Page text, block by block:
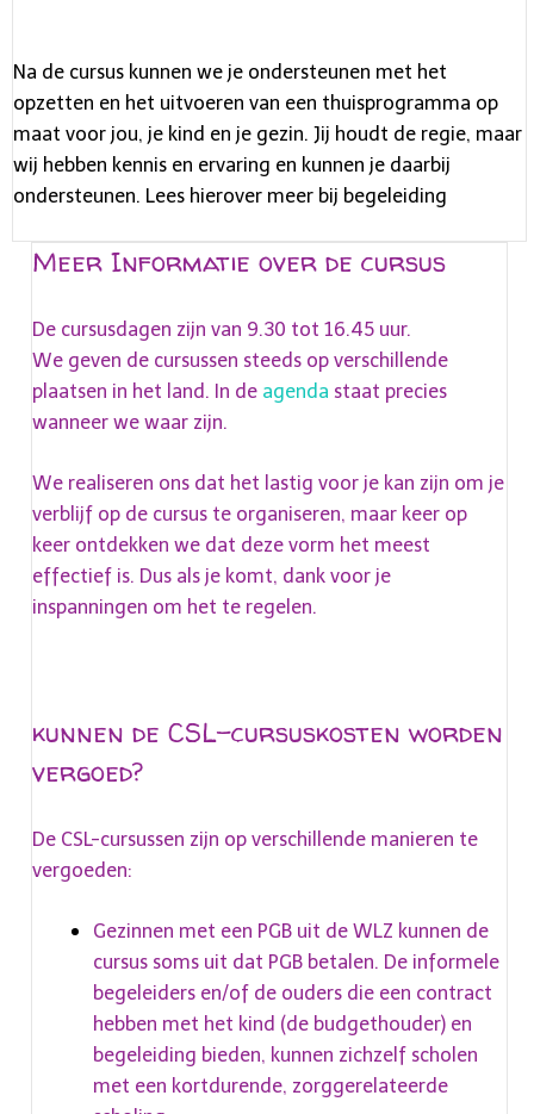
Na de cursus kunnen we je ondersteunen met het
opzetten en het uitvoeren van een thuisprogramma op
maat voor jou, je kind en je gezin. Jij houdt de regie, maar
wij hebben kennis en ervaring en kunnen je daarbij
ondersteunen. Lees hierover meer bij begeleiding
Meer Informatie over de cursus
De cursusdagen zijn van 9.30 tot 16.45 uur.
We geven de cursussen steeds op verschillende
plaatsen in het land. In de agenda staat precies
wanneer we waar zijn.
We realiseren ons dat het lastig voor je kan zijn om je
verblijf op de cursus te organiseren, maar keer op
keer ontdekken we dat deze vorm het meest
effectief is. Dus als je komt, dank voor je
inspanningen om het te regelen.
kunnen de CSL-cursuskosten worden
vergoed?
De CSL-cursussen zijn op verschillende manieren te
vergoeden:
Gezinnen met een PGB uit de WLZ kunnen de
cursus soms uit dat PGB betalen. De informele
begeleiders en/of de ouders die een contract
hebben met het kind (de budgethouder) en
begeleiding bieden, kunnen zichzelf scholen
met een kortdurende, zorggerelateerde